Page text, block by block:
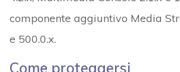
componente aggiuntivo Media
e 500.0.x.
Come proteggersi